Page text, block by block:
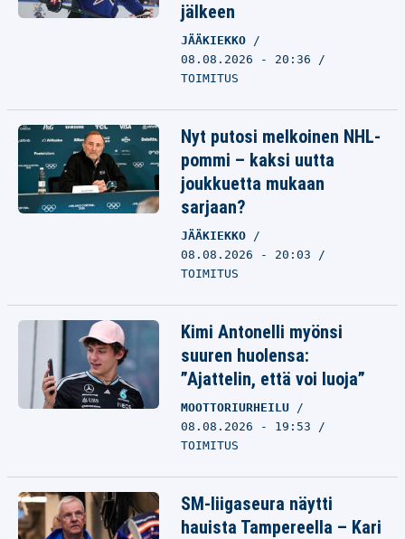
jälkeen
JÄÄKIEKKO
08.08.2026 - 20:36
TOIMITUS
Nyt putosi melkoinen NHL-
pommi – kaksi uutta
joukkuetta mukaan
sarjaan?
JÄÄKIEKKO
08.08.2026 - 20:03
TOIMITUS
Kimi Antonelli myönsi
suuren huolensa:
”Ajattelin, että voi luoja”
MOOTTORIURHEILU
08.08.2026 - 19:53
TOIMITUS
SM-liigaseura näytti
hauista Tampereella – Kari